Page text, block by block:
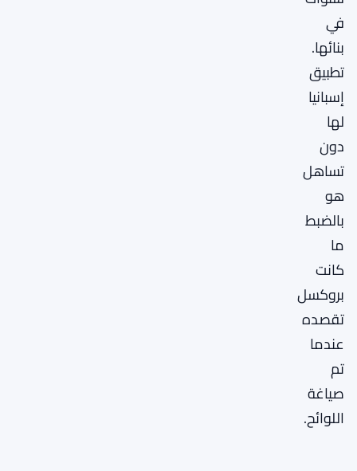
في
بنائها.
تطبيق
إسبانيا
لها
دون
تساهل
هو
بالضبط
ما
كانت
بروكسل
تقصده
عندما
تم
صياغة
اللوائح.